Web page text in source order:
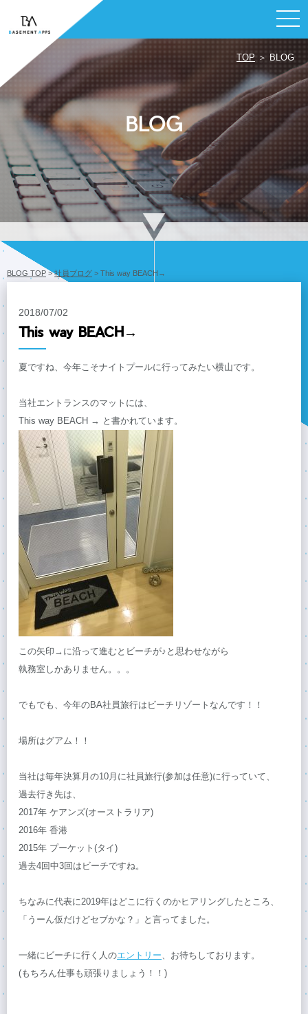
TOP＞ BLOG
BLOG
BLOG TOP >社員ブログ > This way BEACH→
2018/07/02
This way BEACH→
夏ですね、今年こそナイトプールに行ってみたい横山です。
当社エントランスのマットには、
This way BEACH → と書かれています。
この矢印 → に沿って進むとビーチが♪と思わせながら
執務室しかありません。。。
でもでも、今年のBA社員旅行はビーチリゾートなんです！！
場所はグアム！！
当社は毎年決算月の10 月に社員旅行(参加は任意)に行っていて、
過去行き先は、
2017年 ケアンズ(オーストラリア)
2016年 香港
2015年 プーケット(タイ)
過去4回中3回はビーチですね。
ちなみに代表に2019年はどこに行くのかヒアリングしたところ、
「うーん仮だけどセブかな？」と言ってました。
一緒にビーチに行く人のエントリー 、お待ちしております。
(もちろん仕事も頑張りましょう！！)